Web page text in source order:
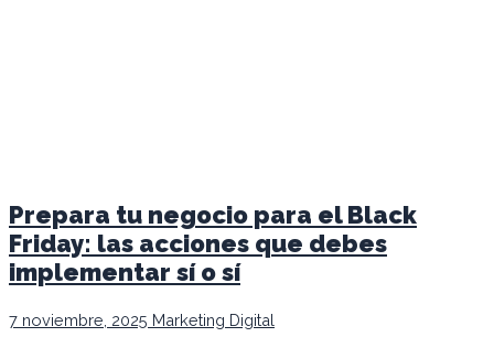
Prepara tu negocio para el Black
Friday: las acciones que debes
implementar sí o sí
7 noviembre, 2025 Marketing Digital